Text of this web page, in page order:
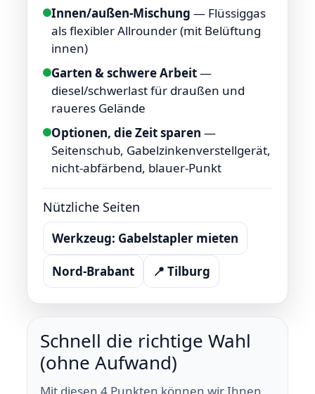
Innen/außen-Mischung — Flüssiggas
als flexibler Allrounder (mit Belüftung
innen)
Garten & schwere Arbeit—
diesel/schwerlast für draußen und
raueres Gelände
Optionen, die Zeit sparen —
Seitenschub, Gabelzinkenverstellgerät,
nicht-abfärbend, blauer-Punkt
Nützliche Seiten
Werkzeug: Gabelstapler mieten
Nord-Brabant 📍 Tilburg
Schnell die richtige Wahl
(ohne Aufwand)